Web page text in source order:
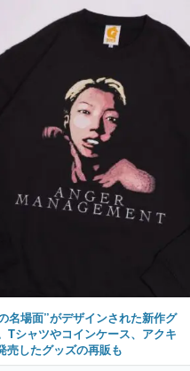
名場面”がデザインされた新作グ
Tシャツやコインケース、アクキ
売したグッズの再販も